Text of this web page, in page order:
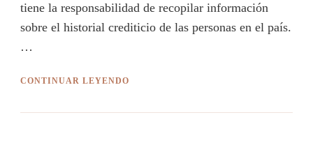
tiene la responsabilidad de recopilar información
sobre el historial crediticio de las personas en el país.
…
CONTINUAR LEYENDO